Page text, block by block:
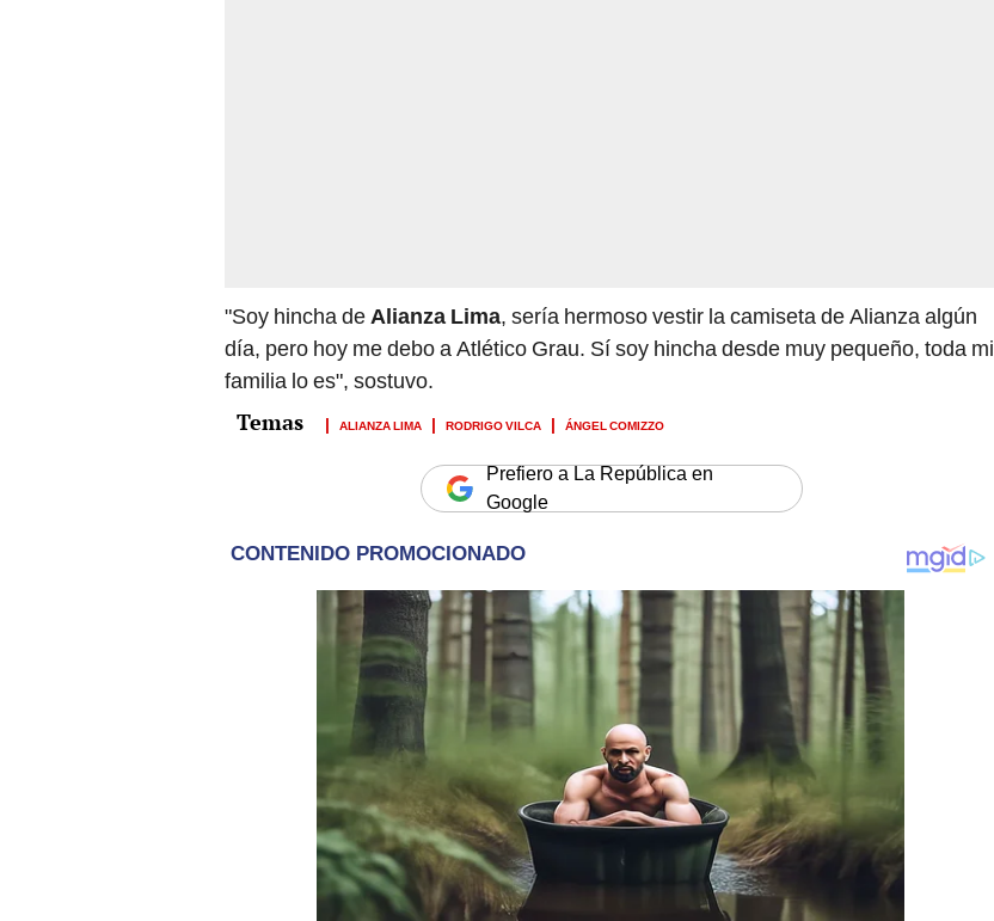
"Soy hincha de Alianza Lima, sería hermoso vestir la camiseta de Alianza algún
día, pero hoy me debo a Atlético Grau. Sí soy hincha desde muy pequeño, toda mi
familia lo es", sostuvo.
ALIANZA LIMA RODRIGO VILCA ÁNGEL COMIZZO
Prefiero a La República en
Google